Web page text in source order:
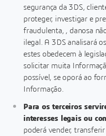
segurança da 3DS,
proteger, investigar e
fraudulenta, , danosa
ilegal. A 3DS analisará
estes obedecem à
solicitar muita
possível, se oporá ao
Informação.
Para os terceiros
interesses legais ou
poderá vender,